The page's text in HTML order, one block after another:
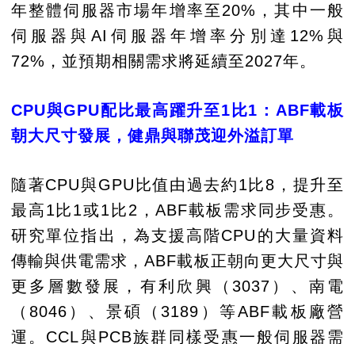
年整體伺服器市場年增率至20%，其中一般
伺服器與AI伺服器年增率分別達12%與
72%，並預期相關需求將延續至2027年。
CPU與GPU配比最高躍升至1比1：ABF載板
朝大尺寸發展，健鼎與聯茂迎外溢訂單
隨著CPU與GPU比值由過去約1比8，提升至
最高1比1或1比2，ABF載板需求同步受惠。
研究單位指出，為支援高階CPU的大量資料
傳輸與供電需求，ABF載板正朝向更大尺寸與
更多層數發展，有利欣興（3037）、南電
（8046）、景碩（3189）等ABF載板廠營
運。CCL與PCB族群同樣受惠一般伺服器需